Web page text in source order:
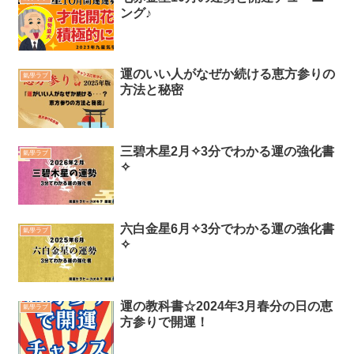
ング♪
氣學ラブ
運のいい人がなぜか続ける恵方参りの
方法と秘密
氣學ラブ
三碧木星2月✧3分でわかる運の強化書
✧
氣學ラブ
六白金星6月✧3分でわかる運の強化書
✧
氣學ラブ
運の教科書☆2024年3月春分の日の恵
方参りで開運！